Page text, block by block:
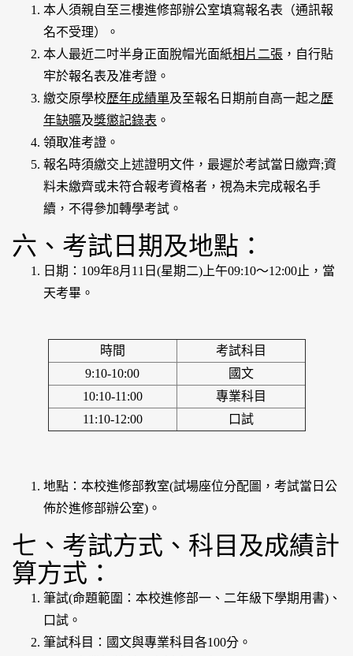
本人須親自至三樓進修部辦公室填寫報名表（通訊報
名不受理）。
本人最近二吋半身正面脫帽光面紙相片二張 ，自行貼
牢於報名表及准考證。
繳交原學校歷年成績單及至報名日期前自高一起之歷
年缺曠及獎懲記錄表 。
領取准考證。
報名時須繳交上述證明文件，最遲於考試當日繳齊;資
料未繳齊或未符合報考資格者，視為未完成報名手
續，不得參加轉學考試。
六、考試日期及地點：
日期：109年8月11日(星期二)上午09:10～12:00止，當
天考畢。
時間
考試科目
9:10-10:00
國文
10:10-11:00
專業科目
11:10-12:00
口試
地點：本校進修部教室(試場座位分配圖，考試當日公
佈於進修部辦公室)。
七、考試方式、科目及成績計
算方式：
筆試(命題範圍：本校進修部一、二年級下學期用書)、
口試。
筆試科目：國文與專業科目各100分。